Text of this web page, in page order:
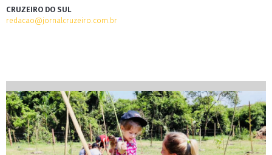
CRUZEIRO DO SUL
redacao@jornalcruzeiro.com.br